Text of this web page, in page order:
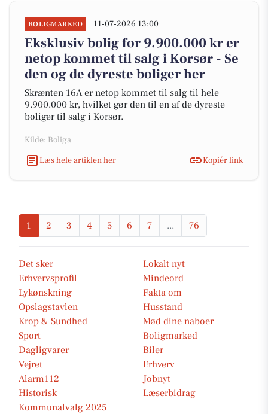
BOLIGMARKED 11-07-2026 13:00
Eksklusiv bolig for 9.900.000 kr er
netop kommet til salg i Korsør - Se
den og de dyreste boliger her
Skrænten 16A er netop kommet til salg til hele
9.900.000 kr, hvilket gør den til en af de dyreste
boliger til salg i Korsør.
Kilde: Boliga
Læs hele artiklen her
Kopiér link
1 2 3 4 5 6 7 ... 76
Det sker
Lokalt nyt
Erhvervsprofil
Mindeord
Lykønskning
Fakta om
Opslagstavlen
Husstand
Krop & Sundhed
Mød dine naboer
Sport
Boligmarked
Dagligvarer
Biler
Vejret
Erhverv
Alarm112
Jobnyt
Historisk
Læserbidrag
Kommunalvalg 2025